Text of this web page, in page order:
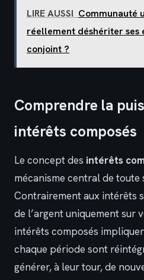
LIRE AUSSI Communauté
réellement déshériter ses
conjoint ?
Comprendre la
intérêts composés
Le concept des intérêts
mécanisme central de toute
Contrairement aux intérêts
de l’argent uniquement sur
intérêts composés
chaque période sont
générer, à leur tour, de